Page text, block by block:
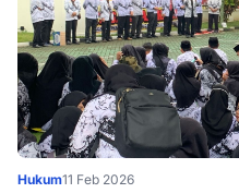
Hukum11 Feb 2026